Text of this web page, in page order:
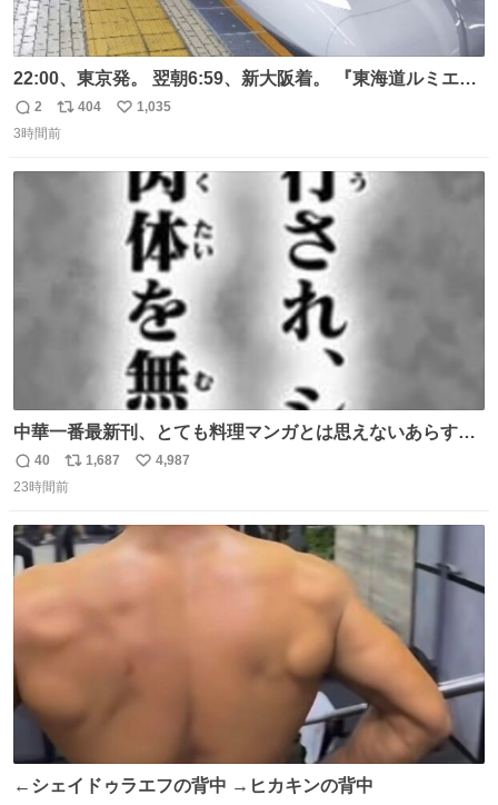
22:00、東京発。 翌朝6:59、新大阪着。 『東海道ルミエー
ルエクスプレス』が今夜、初運行！ 岐阜羽島駅で夜を越す
東海道新幹線。寝台列車じゃないのに、朝まで新幹線とい
返
信
2
リ
ポ
404
い
1,035
3時間前
中華一番最新刊、とても料理マンガとは思えないあらすじ
の書き出ししてて最高
返
信
40
リ
ポ
ト
数
1,687
い
数
4,987
23時間前
←シェイドゥラエフの背中 →ヒカキンの背中